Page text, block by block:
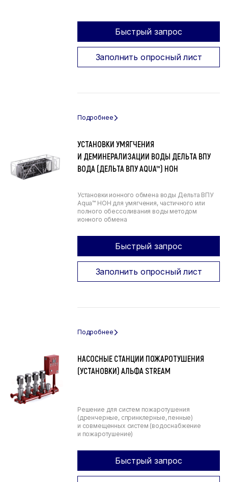
Быстрый запрос
Заполнить опросный лист
УСТАНОВКИ УМЯГЧЕНИЯ
И ДЕМИНЕРАЛИЗАЦИИ ВОДЫ ДЕЛЬТА ВПУ
ВОДА (ДЕЛЬТА ВПУ AQUA™) НОН
Установки ионного обмена воды Дельта ВПУ
Aqua™ НОН для умягчения, частичного или
полного обессоливания воды методом
ионного обмена
Быстрый запрос
Заполнить опросный лист
НАСОСНЫЕ СТАНЦИИ ПОЖАРОТУШЕНИЯ
(УСТАНОВКИ) АЛЬФА STREAM
Решение для систем пожаротушения
(дренчерные, спринклерные, пенные)
и совмещенных систем (водоснабжение
и пожаротушение)
Быстрый запрос